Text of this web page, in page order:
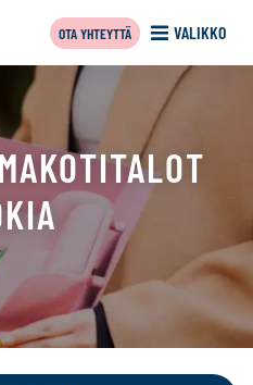
VALIKKO
OTA YHTEYTTÄ